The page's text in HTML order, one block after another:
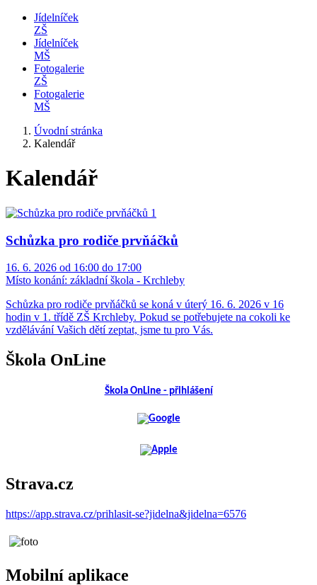
Jídelníček
ZŠ
Jídelníček
MŠ
Fotogalerie
ZŠ
Fotogalerie
MŠ
Úvodní stránka
Kalendář
Kalendář
Schůzka pro rodiče prvňáčků
16. 6. 2026 od 16:00 do 17:00
Místo konání: základní škola - Krchleby
Schůzka pro rodiče prvňáčků se koná v úterý 16. 6. 2026 v 16
hodin v 1. třídě ZŠ Krchleby. Pokud se potřebujete na cokoli ke
vzdělávání Vašich dětí zeptat, jsme tu pro Vás.
Škola OnLine
Škola OnLine - přihlášení
Strava.cz
https://app.strava.cz/prihlasit-se?jidelna&jidelna=6576
Mobilní aplikace